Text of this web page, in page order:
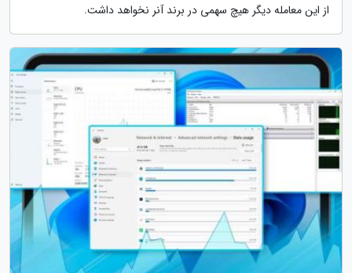
از این معامله دیگر هیچ سهمی در برند آنر نخواهد داشت.